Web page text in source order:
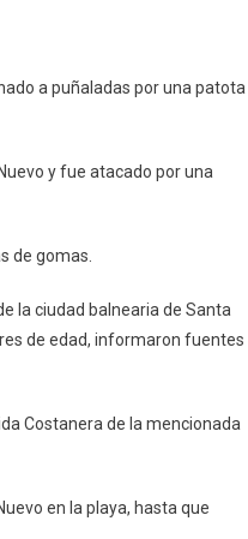
a puñaladas por una patota
y fue atacado por una
de gomas.
la ciudad balnearia de Santa
de edad, informaron fuentes
Costanera de la mencionada
en la playa, hasta que